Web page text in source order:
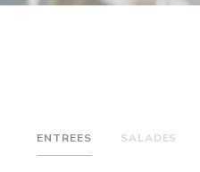
ENTREES SALADES